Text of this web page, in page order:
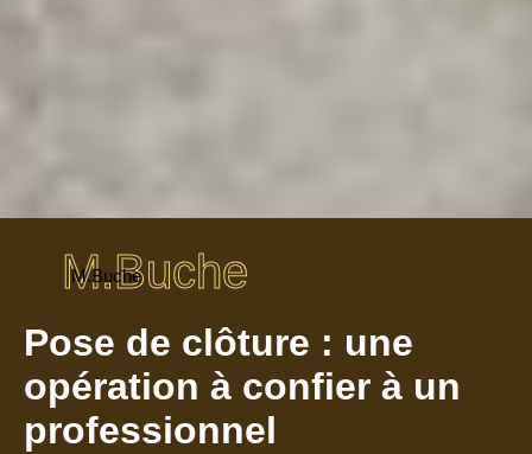
M.Buche
M.Buche
Pose de clôture : une
opération à confier à un
professionnel